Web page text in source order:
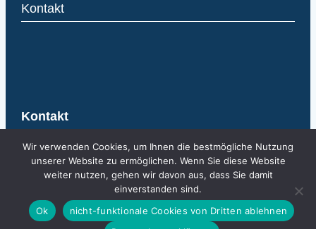
Kontakt
Kontakt
AIBA
Agentur für Internationale
Bildungsangelegenheiten
Postfach 684
Wir verwenden Cookies, um Ihnen die bestmögliche Nutzung
unserer Website zu ermöglichen. Wenn Sie diese Website
weiter nutzen, gehen wir davon aus, dass Sie damit
einverstanden sind.
Ok
nicht-funktionale Cookies von Dritten ablehnen